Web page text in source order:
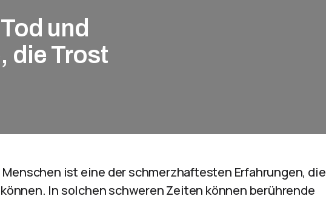
und
die Trost
ist eine der schmerzhaftesten Erfahrungen, die
In solchen schweren Zeiten können berührende